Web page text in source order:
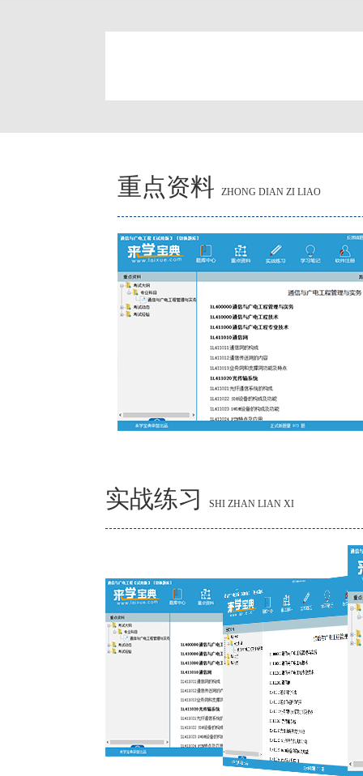
重点资料 ZHONG DIAN ZI LIAO
实战练习 SHI ZHAN LIAN XI